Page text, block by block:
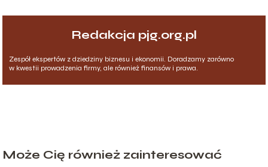
Redakcja pjg.org.pl
Zespół ekspertów z dziedziny biznesu i ekonomii. Doradzamy zarówno
w kwestii prowadzenia firmy, ale również finansów i prawa.
Może Cię również zainteresować